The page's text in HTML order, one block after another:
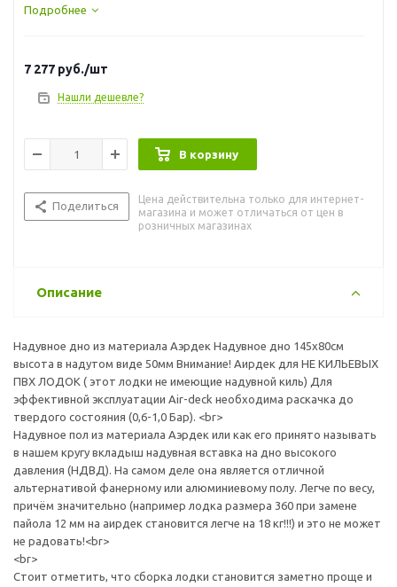
КИЛЬЕВЫХ ПВХ ЛОДОК ( этот лодки не имеющие надувной
Подробнее
7 277 руб./шт
Нашли дешевле?
В корзину
Поделиться
Цена действительна только для интернет-
магазина и может отличаться от цен в
розничных магазинах
Описание
Надувное дно из материала Аэрдек Надувное дно 145х80см
высота в надутом виде 50мм Внимание! Аирдек для НЕ КИЛЬЕВЫХ
ПВХ ЛОДОК ( этот лодки не имеющие надувной киль) Для
эффективной эксплуатации Air-deck необходима раскачка до
твердого состояния (0,6-1,0 Бар). <br>
Надувное пол из материала Аэрдек или как его принято называть
в нашем кругу вкладыш надувная вставка на дно высокого
давления (НДВД). На самом деле она является отличной
альтернативой фанерному или алюминиевому полу. Легче по весу,
причём значительно (например лодка размера 360 при замене
пайола 12 мм на аирдек становится легче на 18 кг!!!) и это не может
не радовать!<br>
<br>
Стоит отметить, что сборка лодки становится заметно проще и